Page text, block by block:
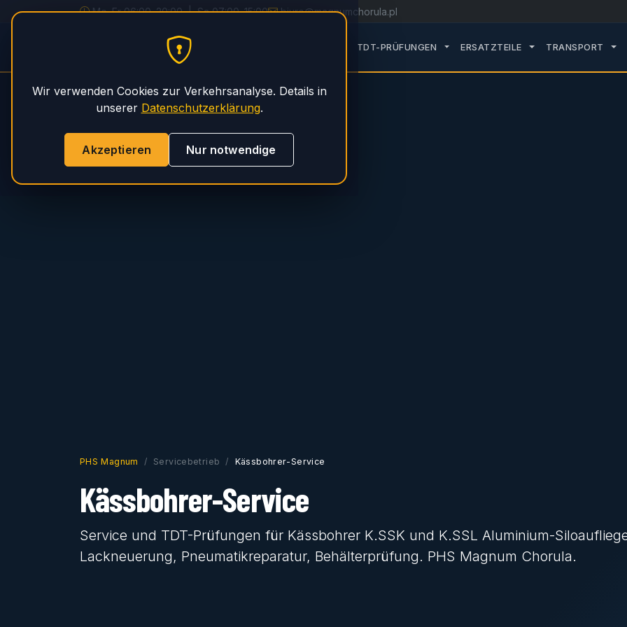
Mo–Fr 06:00–20:00 | Sa 07:00–15:00 biuro@magnumchorula.pl
PHS Magnum ROZWIŃ PODMENU SERVICE
TDT-PRÜFUNGEN ROZWIŃ PODMENU TDT-PRÜFUNGEN
ERSATZTEILE ROZWIŃ PODMENU
TRANSPORT
PHS Magnum Servicebetrieb Kässbohrer-Service
Kässbohrer-Service
Service und TDT-Prüfungen für Kässbohrer K.SSK und K.SSL Aluminium-
Lackneuerung, Pneumatikreparatur, Behälterprüfung. PHS Magnum Chorula.
Wir verwenden Cookies zur Verkehrsanalyse. Details in
unserer Datenschutzerklärung.
Akzeptieren Nur notwendige